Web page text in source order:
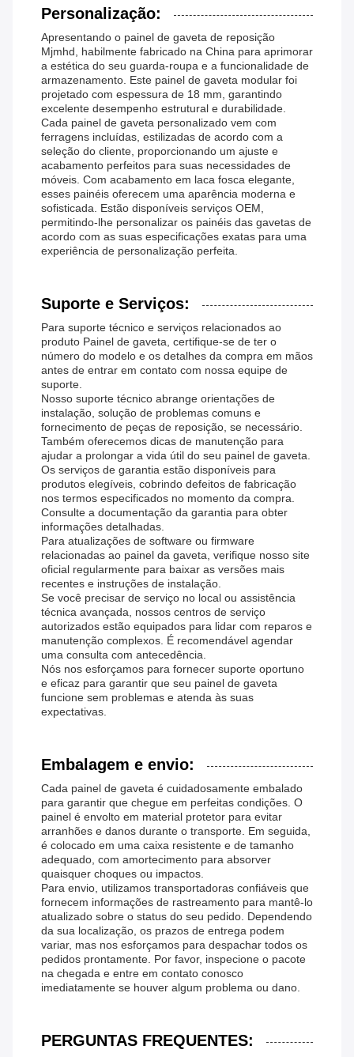
Personalização:
Apresentando o painel de gaveta de reposição
Mjmhd, habilmente fabricado na China para aprimorar
a estética do seu guarda-roupa e a funcionalidade de
armazenamento. Este painel de gaveta modular foi
projetado com espessura de 18 mm, garantindo
excelente desempenho estrutural e durabilidade.
Cada painel de gaveta personalizado vem com
ferragens incluídas, estilizadas de acordo com a
seleção do cliente, proporcionando um ajuste e
acabamento perfeitos para suas necessidades de
móveis. Com acabamento em laca fosca elegante,
esses painéis oferecem uma aparência moderna e
sofisticada. Estão disponíveis serviços OEM,
permitindo-lhe personalizar os painéis das gavetas de
acordo com as suas especificações exatas para uma
experiência de personalização perfeita.
Suporte e Serviços:
Para suporte técnico e serviços relacionados ao
produto Painel de gaveta, certifique-se de ter o
número do modelo e os detalhes da compra em mãos
antes de entrar em contato com nossa equipe de
suporte.
Nosso suporte técnico abrange orientações de
instalação, solução de problemas comuns e
fornecimento de peças de reposição, se necessário.
Também oferecemos dicas de manutenção para
ajudar a prolongar a vida útil do seu painel de gaveta.
Os serviços de garantia estão disponíveis para
produtos elegíveis, cobrindo defeitos de fabricação
nos termos especificados no momento da compra.
Consulte a documentação da garantia para obter
informações detalhadas.
Para atualizações de software ou firmware
relacionadas ao painel da gaveta, verifique nosso site
oficial regularmente para baixar as versões mais
recentes e instruções de instalação.
Se você precisar de serviço no local ou assistência
técnica avançada, nossos centros de serviço
autorizados estão equipados para lidar com reparos e
manutenção complexos. É recomendável agendar
uma consulta com antecedência.
Nós nos esforçamos para fornecer suporte oportuno
e eficaz para garantir que seu painel de gaveta
funcione sem problemas e atenda às suas
expectativas.
Embalagem e envio:
Cada painel de gaveta é cuidadosamente embalado
para garantir que chegue em perfeitas condições. O
painel é envolto em material protetor para evitar
arranhões e danos durante o transporte. Em seguida,
é colocado em uma caixa resistente e de tamanho
adequado, com amortecimento para absorver
quaisquer choques ou impactos.
Para envio, utilizamos transportadoras confiáveis ​​que
fornecem informações de rastreamento para mantê-lo
atualizado sobre o status do seu pedido. Dependendo
da sua localização, os prazos de entrega podem
variar, mas nos esforçamos para despachar todos os
pedidos prontamente. Por favor, inspecione o pacote
na chegada e entre em contato conosco
imediatamente se houver algum problema ou dano.
PERGUNTAS FREQUENTES: